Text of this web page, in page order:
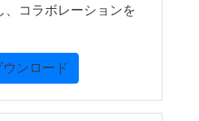
、コラボレーションを
ンロード